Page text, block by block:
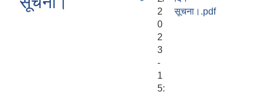
2
0
2
3
-
1
5:
सूचना।.pdf